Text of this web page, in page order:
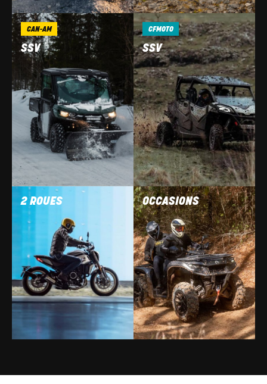
CAN-AM
SSV
CFMOTO
SSV
2 ROUES OCCASIONS